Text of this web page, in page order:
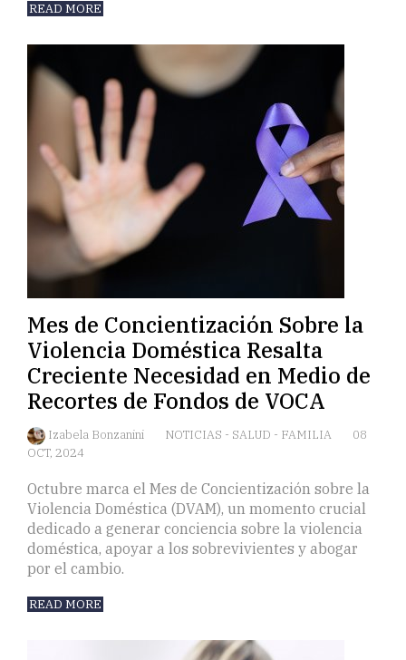
READ MORE
Mes de Concientización Sobre la
Violencia Doméstica Resalta
Creciente Necesidad en Medio de
Recortes de Fondos de VOCA
Izabela Bonzanini NOTICIAS - SALUD - FAMILIA
08
OCT, 2024
Octubre marca el Mes de Concientización sobre la
Violencia Doméstica (DVAM), un momento crucial
dedicado a generar conciencia sobre la violencia
doméstica, apoyar a los sobrevivientes y abogar
por el cambio.
READ MORE